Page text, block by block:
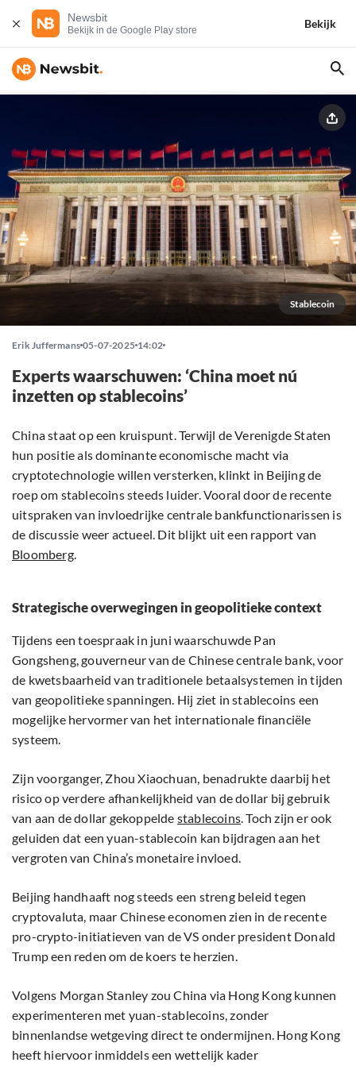
Newsbit
Bekijk in de Google Play store
Bekijk
Stablecoin
Erik Juffermans 05-07-2025 14:02
Experts waarschuwen: ‘China moet nú
inzetten op stablecoins’
China staat op een kruispunt. Terwijl de Verenigde Staten
hun positie als dominante economische macht via
cryptotechnologie willen versterken, klinkt in Beijing de
roep om stablecoins steeds luider. Vooral door de recente
uitspraken van invloedrijke centrale bankfunctionarissen is
de discussie weer actueel. Dit blijkt uit een rapport van
Bloomberg.
Strategische overwegingen in geopolitieke context
Tijdens een toespraak in juni waarschuwde Pan
Gongsheng, gouverneur van de Chinese centrale bank, voor
de kwetsbaarheid van traditionele betaalsystemen in tijden
van geopolitieke spanningen. Hij ziet in stablecoins een
mogelijke hervormer van het internationale financiële
systeem.
Zijn voorganger, Zhou Xiaochuan, benadrukte daarbij het
risico op verdere afhankelijkheid van de dollar bij gebruik
van aan de dollar gekoppelde stablecoins. Toch zijn er ook
geluiden dat een yuan-stablecoin kan bijdragen aan het
vergroten van China’s monetaire invloed.
Beijing handhaaft nog steeds een streng beleid tegen
cryptovaluta, maar Chinese economen zien in de recente
pro-crypto-initiatieven van de VS onder president Donald
Trump een reden om de koers te herzien.
Volgens Morgan Stanley zou China via Hong Kong kunnen
experimenteren met yuan-stablecoins, zonder
binnenlandse wetgeving direct te ondermijnen. Hong Kong
heeft hiervoor inmiddels een wettelijk kader